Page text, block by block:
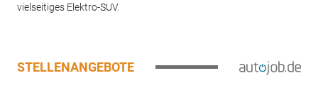
vielseitiges Elektro-SUV.
STELLENANGEBOTE